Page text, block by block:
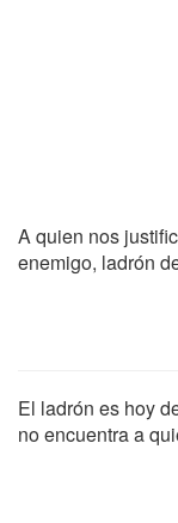
A quien nos
enemigo, ladrón
El ladrón es hoy
no encuentra a